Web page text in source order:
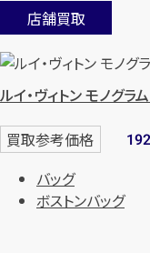
店舗買取
ルイ・ヴィトン モノグ
買取参考価格
バッグ
ボストンバッグ